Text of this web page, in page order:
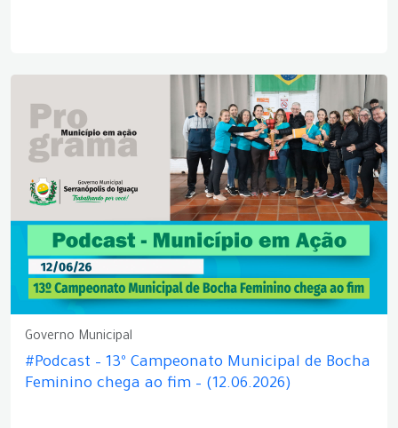
Governo Municipal
#Podcast – 13º Campeonato Municipal de Bocha
Feminino chega ao fim – (12.06.2026)